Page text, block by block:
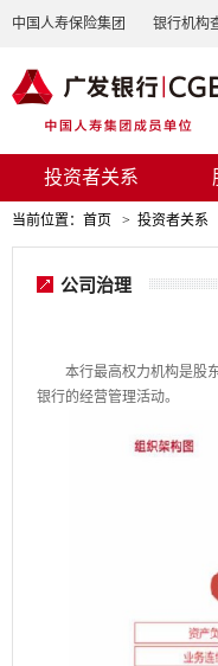
中国人寿保险集团 银行机构
投资者关系
当前位置： 首页 > 投资者关系
公司治理
本行最高权力机构是股
银行的经营管理活动。